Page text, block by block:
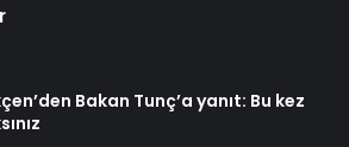
Bakan Tunç’a yanıt: Bu kez